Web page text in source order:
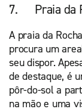
7. Praia da
A praia da
procura um
seu dispor.
de destaque, é
pôr-do-sol a
na mão e uma